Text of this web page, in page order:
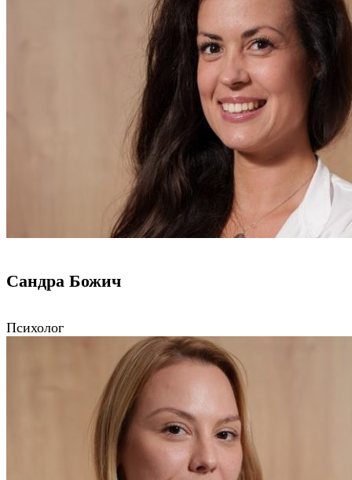
Сандра Божич
Психолог